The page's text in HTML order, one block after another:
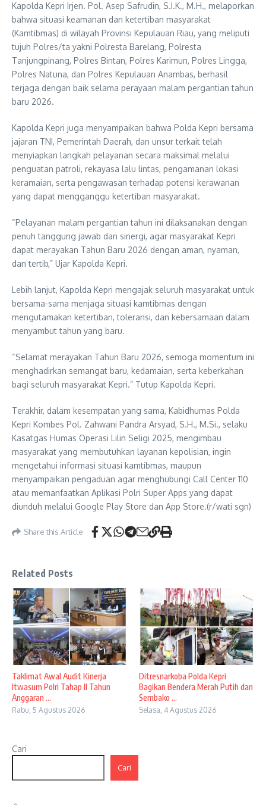
Kapolda Kepri Irjen. Pol. Asep Safrudin, S.I.K., M.H., melaporkan
bahwa situasi keamanan dan ketertiban masyarakat
(Kamtibmas) di wilayah Provinsi Kepulauan Riau, yang meliputi
tujuh Polres/ta yakni Polresta Barelang, Polresta
Tanjungpinang, Polres Bintan, Polres Karimun, Polres Lingga,
Polres Natuna, dan Polres Kepulauan Anambas, berhasil
terjaga dengan baik selama perayaan malam pergantian tahun
baru 2026.
Kapolda Kepri juga menyampaikan bahwa Polda Kepri bersama
jajaran TNI, Pemerintah Daerah, dan unsur terkait telah
menyiapkan langkah pelayanan secara maksimal melalui
penguatan patroli, rekayasa lalu lintas, pengamanan lokasi
keramaian, serta pengawasan terhadap potensi kerawanan
yang dapat mengganggu ketertiban masyarakat.
“Pelayanan malam pergantian tahun ini dilaksanakan dengan
penuh tanggung jawab dan sinergi, agar masyarakat Kepri
dapat merayakan Tahun Baru 2026 dengan aman, nyaman,
dan tertib,” Ujar Kapolda Kepri.
Lebih lanjut, Kapolda Kepri mengajak seluruh masyarakat untuk
bersama-sama menjaga situasi kamtibmas dengan
mengutamakan ketertiban, toleransi, dan kebersamaan dalam
menyambut tahun yang baru.
“Selamat merayakan Tahun Baru 2026, semoga momentum ini
menghadirkan semangat baru, kedamaian, serta keberkahan
bagi seluruh masyarakat Kepri.” Tutup Kapolda Kepri.
Terakhir, dalam kesempatan yang sama, Kabidhumas Polda
Kepri Kombes Pol. Zahwani Pandra Arsyad, S.H., M.Si., selaku
Kasatgas Humas Operasi Lilin Seligi 2025, mengimbau
masyarakat yang membutuhkan layanan kepolisian, ingin
mengetahui informasi situasi kamtibmas, maupun
menyampaikan pengaduan agar menghubungi Call Center 110
atau memanfaatkan Aplikasi Polri Super Apps yang dapat
diunduh melalui Google Play Store dan App Store.(r/wati sgn)
Share this Article
Related Posts
Taklimat Awal Audit Kinerja
Itwasum Polri Tahap II Tahun
Anggaran ...
Rabu, 5 Agustus 2026
Ditresnarkoba Polda Kepri
Bagikan Bendera Merah Putih dan
Sembako ...
Selasa, 4 Agustus 2026
Cari
Cari